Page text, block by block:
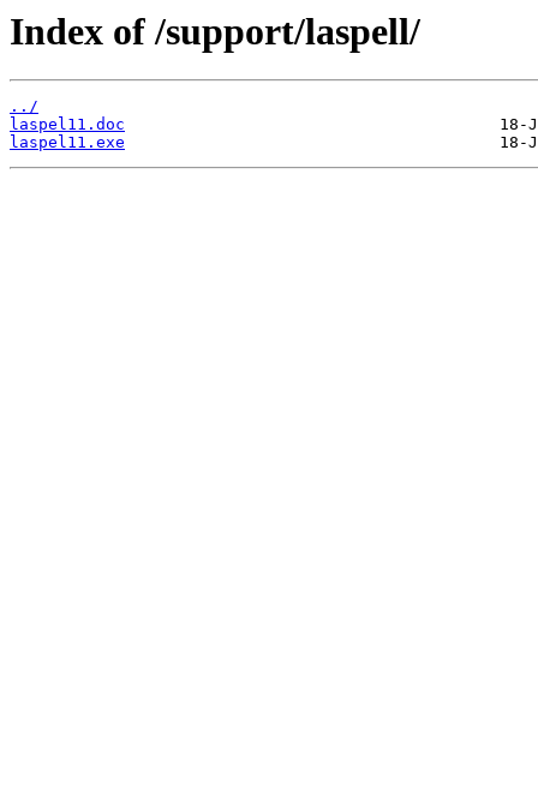
Index of /support/laspell/
../
laspel11.doc
laspel11.exe